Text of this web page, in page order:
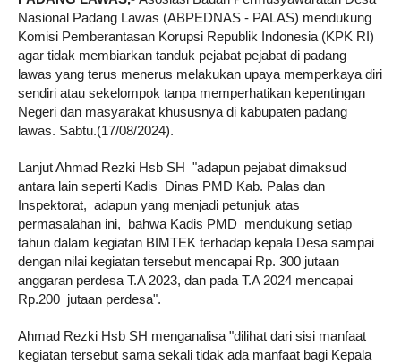
Nasional Padang Lawas (ABPEDNAS - PALAS) mendukung
Komisi Pemberantasan Korupsi Republik Indonesia (KPK RI)
agar tidak membiarkan tanduk pejabat pejabat di padang
lawas yang terus menerus melakukan upaya memperkaya diri
sendiri atau sekelompok tanpa memperhatikan kepentingan
Negeri dan masyarakat khususnya di kabupaten padang
lawas. Sabtu.(17/08/2024).
Lanjut Ahmad Rezki Hsb SH "adapun pejabat dimaksud
antara lain seperti Kadis Dinas PMD Kab. Palas dan
Inspektorat, adapun yang menjadi petunjuk atas
permasalahan ini, bahwa Kadis PMD mendukung setiap
tahun dalam kegiatan BIMTEK terhadap kepala Desa sampai
dengan nilai kegiatan tersebut mencapai Rp. 300 jutaan
anggaran perdesa T.A 2023, dan pada T.A 2024 mencapai
Rp.200 jutaan perdesa".
Ahmad Rezki Hsb SH menganalisa "dilihat dari sisi manfaat
kegiatan tersebut sama sekali tidak ada manfaat bagi Kepala